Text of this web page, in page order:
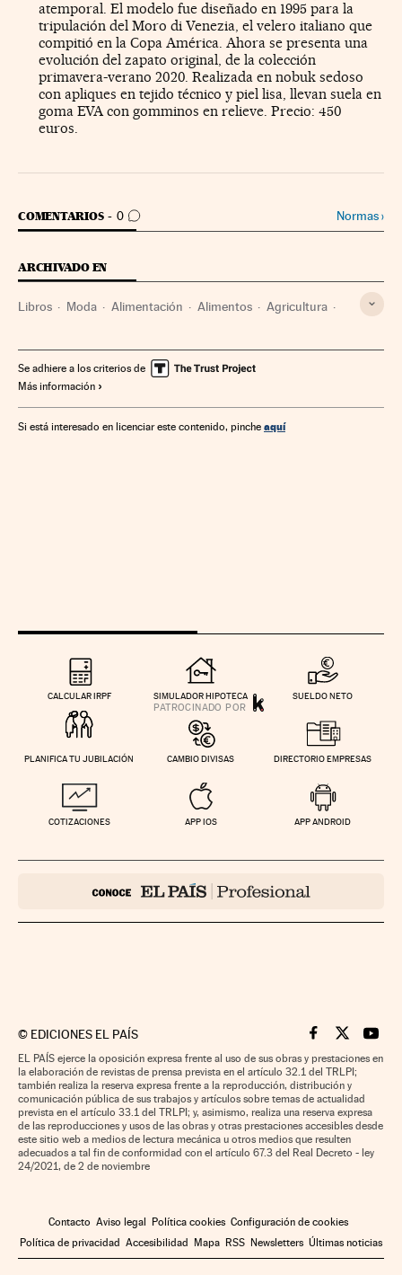
atemporal. El modelo fue diseñado en 1995 para la
tripulación del Moro di Venezia, el velero italiano que
compitió en la Copa América. Ahora se presenta una
evolución del zapato original, de la colección
primavera-verano 2020. Realizada en nobuk sedoso
con apliques en tejido técnico y piel lisa, llevan suela en
goma EVA con gomminos en relieve. Precio: 450
euros.
COMENTARIOS 0
IR A LOS COMENTARIOS Normas›
ARCHIVADO EN
Libros Moda Alimentación Alimentos Agricultura
Vajillas Relojes Relojería Vinos Joyería
Complementos moda Bebidas
Se adhiere a los criterios de
Más información
Si está interesado en licenciar este contenido, pinche aquí
CALCULAR IRPF SIMULADOR HIPOTECA SUELDO NETO
PLANIFICA TU JUBILACIÓN CAMBIO DIVISAS DIRECTORIO EMPRESAS
COTIZACIONES APP IOS APP ANDROID
© EDICIONES EL PAÍS Cinco Días en
Cinco Días
Cinco
EL PAÍS ejerce la oposición expresa frente al uso de sus obras y prestaciones en
la elaboración de revistas de prensa prevista en el artículo 32.1 del TRLPI;
también realiza la reserva expresa frente a la reproducción, distribución y
comunicación pública de sus trabajos y artículos sobre temas de actualidad
prevista en el artículo 33.1 del TRLPI; y, asimismo, realiza una reserva expresa
de las reproducciones y usos de las obras y otras prestaciones accesibles desde
este sitio web a medios de lectura mecánica u otros medios que resulten
adecuados a tal fin de conformidad con el artículo 67.3 del Real Decreto - ley
24/2021, de 2 de noviembre
Contacto Aviso legal Política cookies Configuración de cookies
Política de privacidad Accesibilidad Mapa RSS Newsletters Últimas noticias